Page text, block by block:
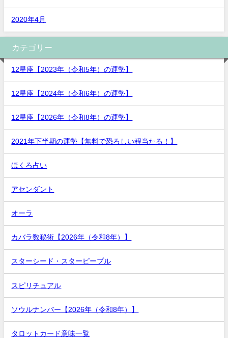
2020年4月
カテゴリー
12星座【2023年（令和5年）の運勢】
12星座【2024年（令和6年）の運勢】
12星座【2026年（令和8年）の運勢】
2021年下半期の運勢【無料で恐ろしい程当たる！】
ほくろ占い
アセンダント
オーラ
カバラ数秘術【2026年（令和8年）】
スターシード・スターピープル
スピリチュアル
ソウルナンバー【2026年（令和8年）】
タロットカード意味一覧